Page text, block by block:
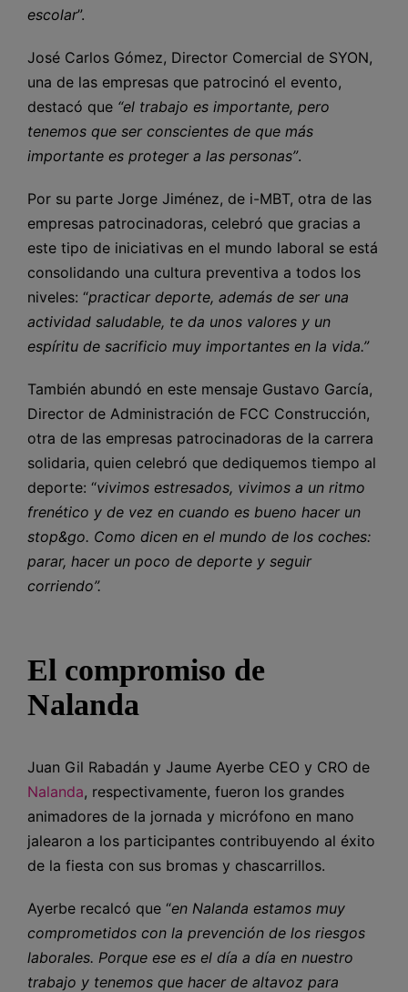
escolar”.
José Carlos Gómez, Director Comercial de SYON,
una de las empresas que patrocinó el evento,
destacó que “el trabajo es importante, pero
tenemos que ser conscientes de que más
importante es proteger a las personas”.
Por su parte Jorge Jiménez, de i-MBT, otra de las
empresas patrocinadoras, celebró que gracias a
este tipo de iniciativas en el mundo laboral se está
consolidando una cultura preventiva a todos los
niveles: “practicar deporte, además de ser una
actividad saludable, te da unos valores y un
espíritu de sacrificio muy importantes en la vida.”
También abundó en este mensaje Gustavo García,
Director de Administración de FCC Construcción,
otra de las empresas patrocinadoras de la carrera
solidaria, quien celebró que dediquemos tiempo al
deporte: “vivimos estresados, vivimos a un ritmo
frenético y de vez en cuando es bueno hacer un
stop&go. Como dicen en el mundo de los coches:
parar, hacer un poco de deporte y seguir
corriendo”.
El compromiso de
Nalanda
Juan Gil Rabadán y Jaume Ayerbe CEO y CRO de
Nalanda, respectivamente, fueron los grandes
animadores de la jornada y micrófono en mano
jalearon a los participantes contribuyendo al éxito
de la fiesta con sus bromas y chascarrillos.
Ayerbe recalcó que “en Nalanda estamos muy
comprometidos con la prevención de los riesgos
laborales. Porque ese es el día a día en nuestro
trabajo y tenemos que hacer de altavoz para